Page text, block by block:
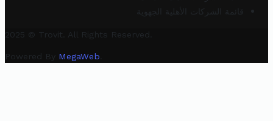
قائمة الشركات الأهلية الجهوية
2025 © Trovit. All Rights Reserved.
Powered By MegaWeb